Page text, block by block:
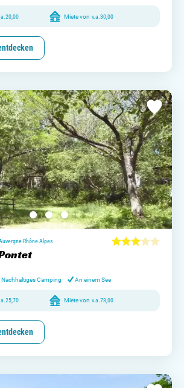
20,00 Miete von v.a. 30,00
Rhône-Alpes
Nachhaltiges Camping An einem See
25,70 Miete von v.a.78,00